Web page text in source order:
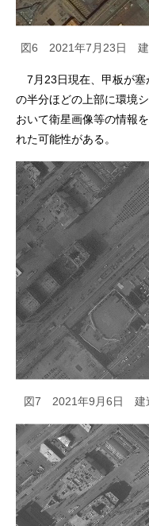
図6 2021年7月23日 建
7月23日現在、甲板が塞
の半分ほどの上部に環境
おいて衛星画像等の情報
れた可能性がある。
図7 2021年9月6日 建